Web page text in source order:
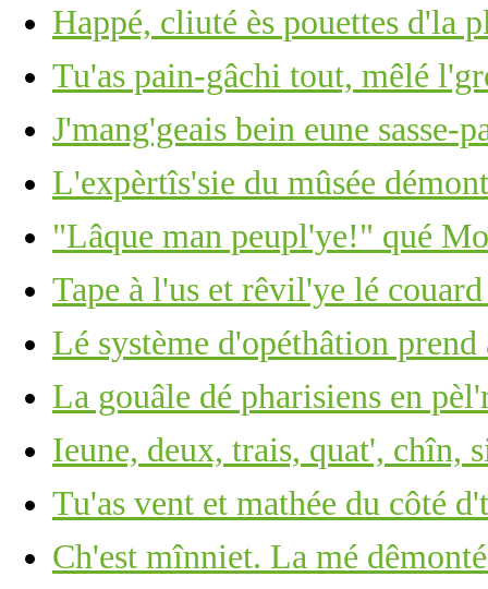
Happé, cliuté ès pouettes d'la
Tu'as pain-gâchi tout, mêlé
J'mang'geais bein eune sasse-
L'expèrtîs'sie du mûsée
"Lâque man peupl'ye!" qué
Tape à l'us et rêvil'ye lé
Lé système d'opéthâtion prend
La gouâle dé pharisiens en
Ieune, deux, trais, quat', chîn,
Tu'as vent et mathée du côté
Ch'est mînniet. La mé